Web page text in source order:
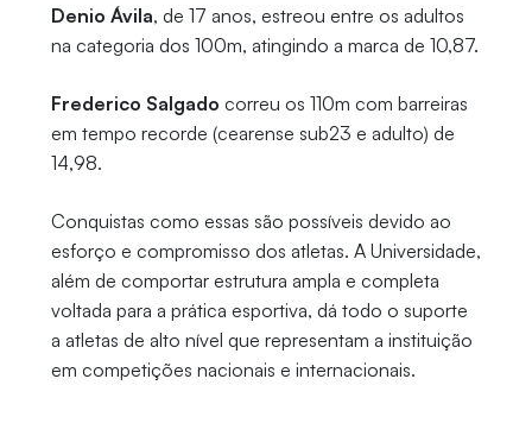
Denio Ávila, de 17 anos, estreou entre os adultos
na categoria dos 100m, atingindo a marca de 10,87.
Frederico Salgado correu os 110m com barreiras
em tempo recorde (cearense sub23 e adulto) de
14,98.
Conquistas como essas são possíveis devido ao
esforço e compromisso dos atletas. A Universidade,
além de comportar estrutura ampla e completa
voltada para a prática esportiva, dá todo o suporte
a atletas de alto nível que representam a instituição
em competições nacionais e internacionais.